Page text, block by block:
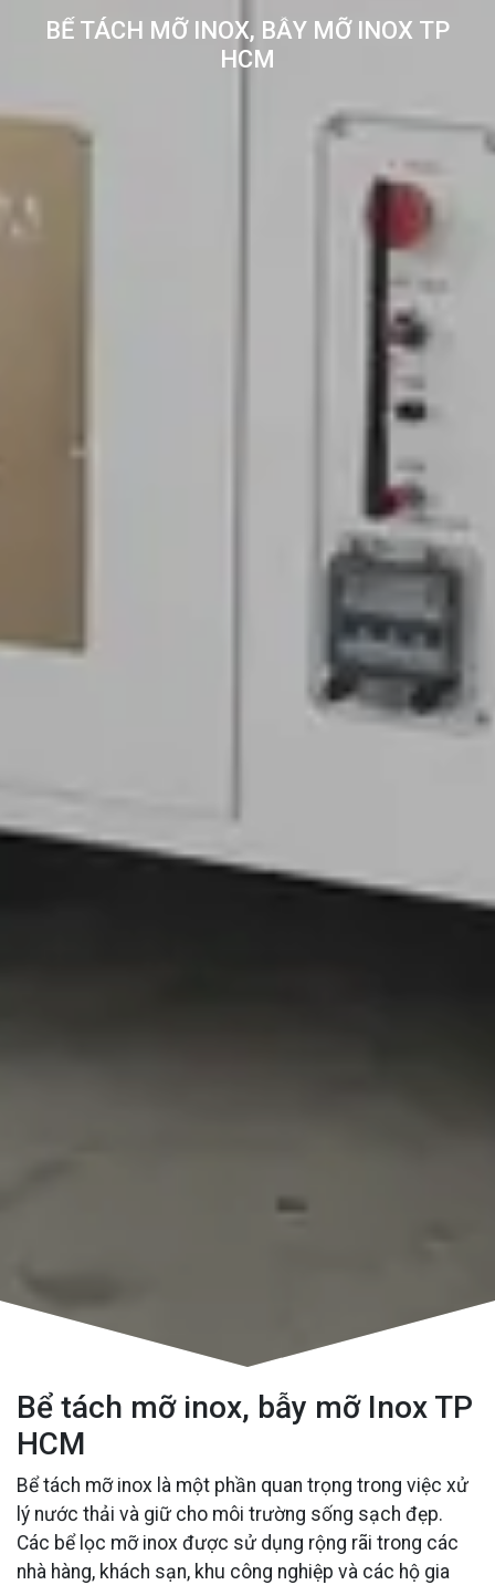
BỂ TÁCH MỠ INOX, BẪY MỠ INOX TP
HCM
Bể tách mỡ inox, bẫy mỡ Inox TP
HCM
Bể tách mỡ inox là một phần quan trọng trong việc xử
lý nước thải và giữ cho môi trường sống sạch đẹp.
Các bể lọc mỡ inox được sử dụng rộng rãi trong các
nhà hàng, khách sạn, khu công nghiệp và các hộ gia